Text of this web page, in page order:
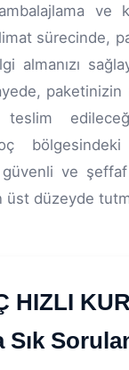
ve
sürecinde,
almanızı
paketinizin
ve
düzeyde
HIZLI
Sık